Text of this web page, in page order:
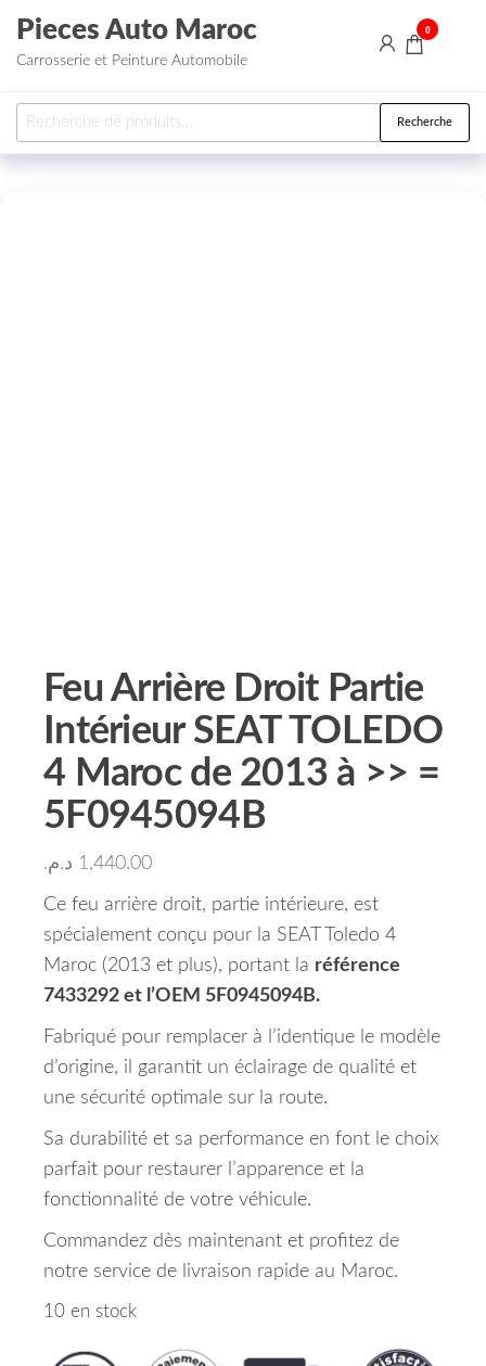
Aller au contenu
Pieces Auto Maroc
Carrosserie et Peinture Automobile
0
Recherche pour : Recherche
Feu Arrière Droit Partie
Intérieur SEAT TOLEDO
4 Maroc de 2013 à >> =
5F0945094B
1,440.00 د.م.
Ce feu arrière droit, partie intérieure, est
spécialement conçu pour la SEAT Toledo 4
Maroc (2013 et plus), portant la référence
7433292 et l’OEM 5F0945094B.
Fabriqué pour remplacer à l’identique le modèle
d’origine, il garantit un éclairage de qualité et
une sécurité optimale sur la route.
Sa durabilité et sa performance en font le choix
parfait pour restaurer l’apparence et la
fonctionnalité de votre véhicule.
Commandez dès maintenant et profitez de
notre service de livraison rapide au Maroc.
10 en stock